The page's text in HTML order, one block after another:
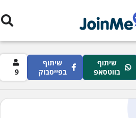
שיתוף
בווטסאפ
שיתוף
בפייסבוק
9